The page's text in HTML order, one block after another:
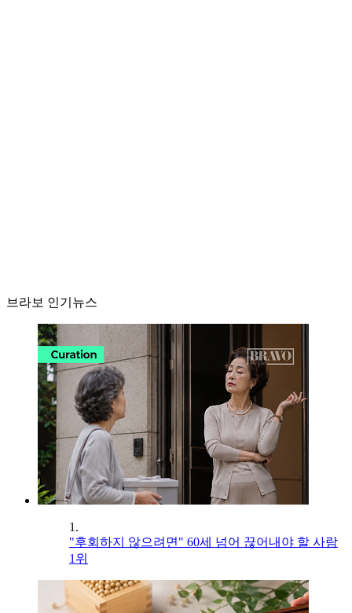
브라보 인기뉴스
1.
"후회하지 않으려면" 60세 넘어 끊어내야 할 사람
1위